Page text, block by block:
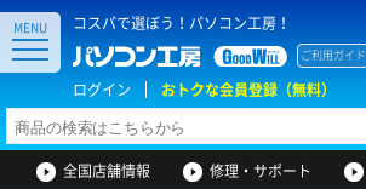
コスパで選ぼう！パソコン工房！
ご利用ガイド
ログイン おトクな会員登録（無料）
MENU
全国店舗情報 修理・サポート